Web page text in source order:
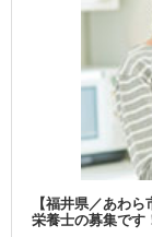
【福井県／あわ
栄養士の募集です